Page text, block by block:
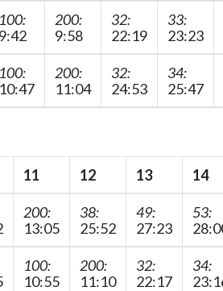
100:
9:42
200:
9:58
32:
22:19
33:
23:23
100:
10:47
200:
11:04
32:
24:53
34:
25:47
11 12 13 14
200:
13:05
38:
25:52
49:
27:23
53:
100:
10:55
200:
11:10
32:
22:17
34: